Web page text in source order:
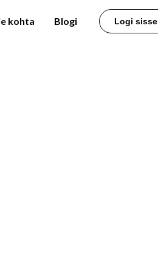
kohta Blogi Logi sisse